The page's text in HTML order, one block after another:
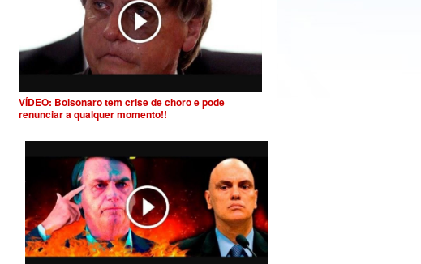
VÍDEO: Bolsonaro tem crise de choro e pode
renunciar a qualquer momento!!